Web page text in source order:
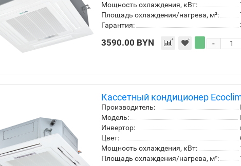
Мощность охлаждения, кВт:
Площадь охлаждения/нагрева, м²:
Гарантия:
3590.00 BYN -
Кассетный кондиционер
Производитель:
Модель:
Инвертор:
Цвет:
Мощность охлаждения, кВт:
Площадь охлаждения/нагрева, м²: